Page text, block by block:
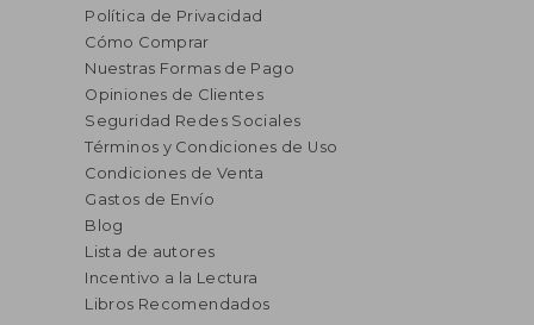
Política de Privacidad
Cómo Comprar
Nuestras Formas de Pago
Opiniones de Clientes
Seguridad Redes Sociales
Términos y Condiciones de Uso
Condiciones de Venta
Gastos de Envío
Blog
Lista de autores
Incentivo a la Lectura
Libros Recomendados